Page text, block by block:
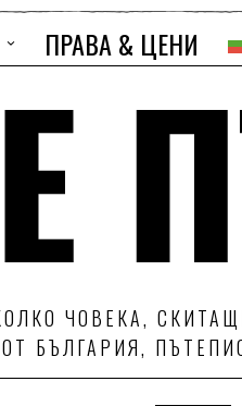
ПРАВА & ЦЕНИ
ЧОВЕКА,
БЪЛГАРИЯ,